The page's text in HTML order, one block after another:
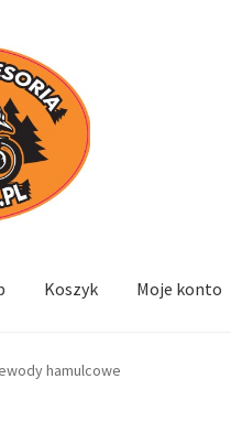
Koszyk Moje konto
hamulcowe